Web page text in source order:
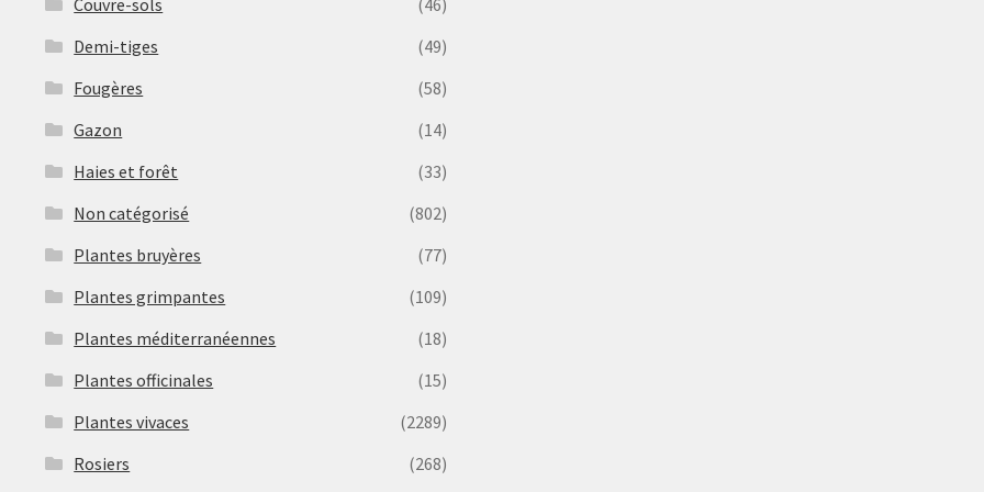
Couvre-sols
(46)
Demi-tiges
(49)
Fougères
(58)
Gazon
(14)
Haies et forêt
(33)
Non catégorisé
(802)
Plantes bruyères
(77)
Plantes grimpantes
(109)
Plantes méditerranéennes
(18)
Plantes officinales
(15)
Plantes vivaces
(2289)
Rosiers
(268)